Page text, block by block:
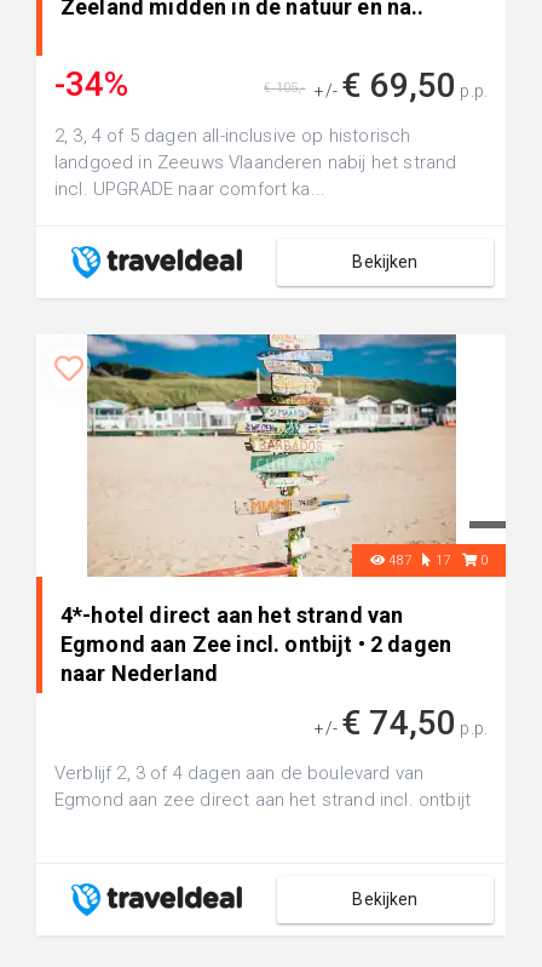
Zeeland midden in de natuur en na..
-34% +/- € 69,50 p.p.
€ 105,-
2, 3, 4 of 5 dagen all-inclusive op historisch
landgoed in Zeeuws Vlaanderen nabij het strand
incl. UPGRADE naar comfort ka...
Bekijken
487 17 0
4*-hotel direct aan het strand van
Egmond aan Zee incl. ontbijt • 2 dagen
naar Nederland
+/- € 74,50 p.p.
Verblijf 2, 3 of 4 dagen aan de boulevard van
Egmond aan zee direct aan het strand incl. ontbijt
Bekijken